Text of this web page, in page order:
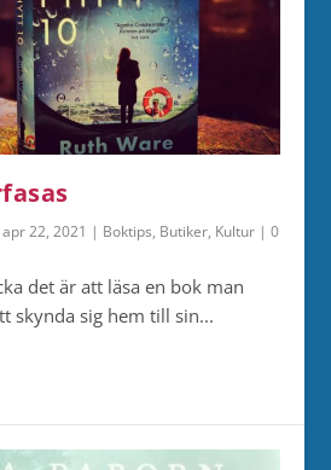
apr 22, 2021 | Boktips, Butiker, Kultur |0
det är att läsa en bok man
skynda sig hem till sin...